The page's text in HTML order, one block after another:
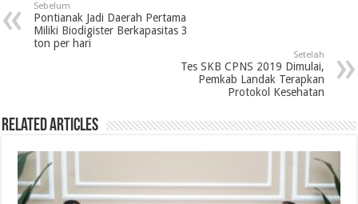
Sebelum
Pontianak Jadi Daerah Pertama
Miliki Biodigister Berkapasitas 3
ton per hari
Setelah
Tes SKB CPNS 2019 Dimulai,
Pemkab Landak Terapkan
Protokol Kesehatan
Related Articles